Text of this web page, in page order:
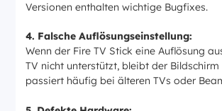
Versionen enthalten wichtige Bugfixes.
4. Falsche Auflösungseinstellung:
Wenn der Fire TV Stick eine Auflösung
TV nicht unterstützt, bleibt der Bildschirm
passiert häufig bei älteren TVs oder